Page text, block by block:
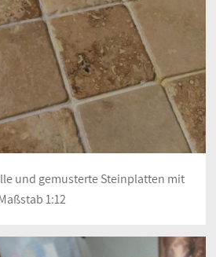
und gemusterte Steinplatten mit
1:12